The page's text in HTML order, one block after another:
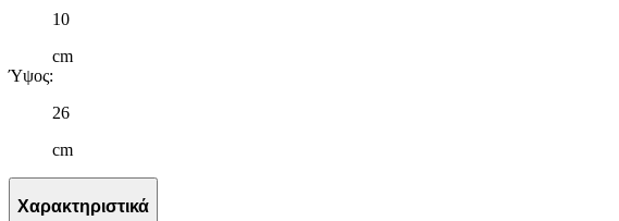
10
cm
Ύψος:
26
cm
Χαρακτηριστικά